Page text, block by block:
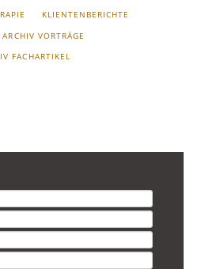
KLIENTENBERICHTE
ARCHIV VORTRÄGE
FACHARTIKEL